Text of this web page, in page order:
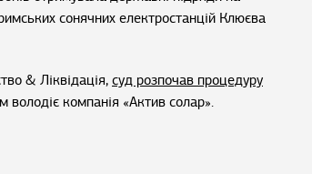
сонячних електростанцій Клюєва
& Ліквідація,суд розпочав процедуру
володіє компанія «Актив солар».